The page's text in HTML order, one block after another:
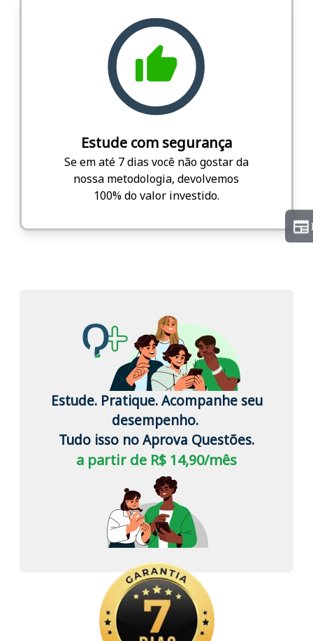
Estude com segurança
Se em até 7 dias você não gostar da
nossa metodologia, devolvemos
100% do valor investido.
Estude. Pratique. Acompanhe seu
desempenho.
Tudo isso no Aprova Questões.
a partir de R$ 14,90/mês